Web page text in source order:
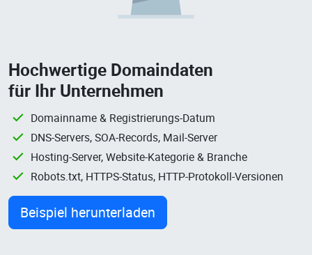
Hochwertige Domaindaten
für Ihr Unternehmen
Domainname & Registrierungs-Datum
DNS-Servers, SOA-Records, Mail-Server
Hosting-Server, Website-Kategorie & Branche
Robots.txt, HTTPS-Status, HTTP-Protokoll-Versionen
Beispiel herunterladen